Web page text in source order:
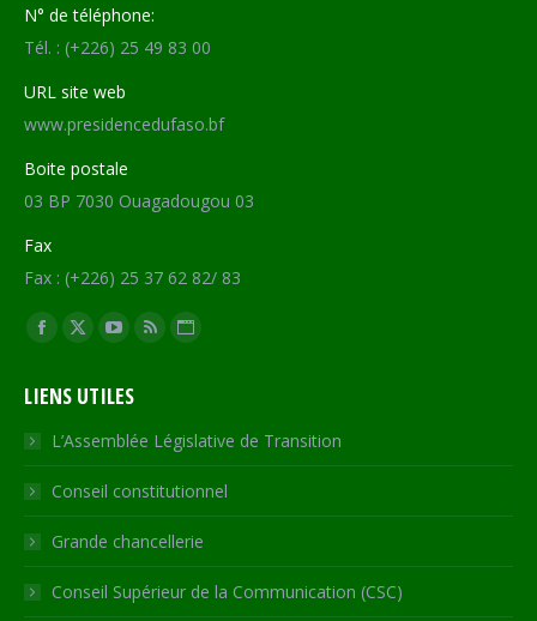
N° de téléphone:
Tél. : (+226) 25 49 83 00
URL site web
www.presidencedufaso.bf
Boite postale
03 BP 7030 Ouagadougou 03
Fax
Fax : (+226) 25 37 62 82/ 83
Trouvez nous sur :
Facebook
opens
in
new
window
X
opens
in
new
window
YouTube
opens
in
new
window
RSS
in
new
window
Site
opens
in
new
LIENS UTILES
L’Assemblée Législative de Transition
Conseil constitutionnel
Grande chancellerie
Conseil Supérieur de la Communication (CSC)